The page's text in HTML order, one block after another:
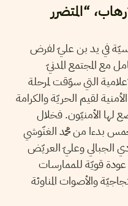
“المتضرر
في يد بن عليّ لفرض
مع المجتمع المدنيّ
التي سوّقت لمرحلة
لقيم الحريّة والكرامة
لها الأمنيّون. فخلال
بدءا من محمد الغنّوشي
الجبالي وعليّ العريّض
قويّة للممارسات
والأصوات المناوئة